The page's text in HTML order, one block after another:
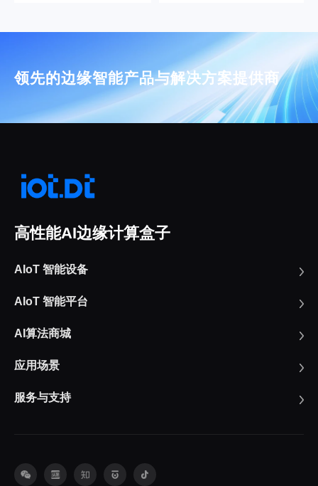
领先的边缘智能产品与解决方案提供商
高性能AI边缘计算盒子
AIoT 智能设备
AIoT 智能平台
AI算法商城
应用场景
服务与支持